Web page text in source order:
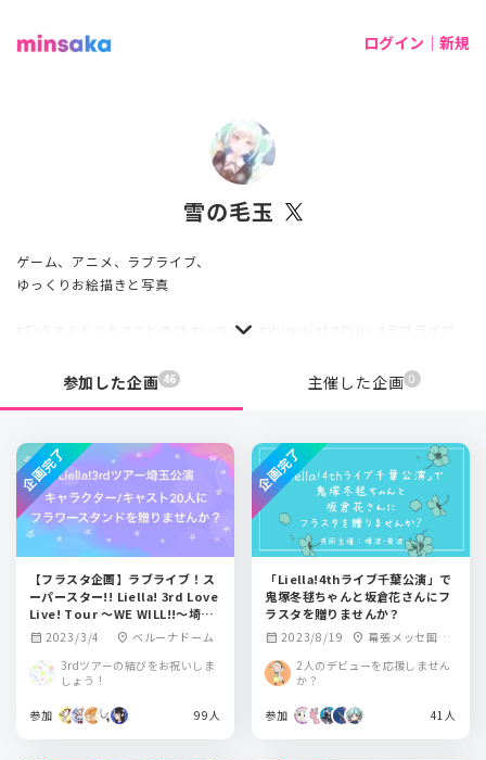
ログイン｜新規
雪の毛玉
ゲーム、アニメ、ラブライブ、
ゆっくりお絵描きと写真
#ToS #ぷよぷよ #ことのは #いつメモ #ibispaint #Pixiv #ラブライブ
参加した企画 46 主催した企画 0
【フラスタ企画】ラブライブ！ス
ーパースター!! Liella! 3rd Love
Live! Tour ～WE WILL!!～埼玉
公演へ出演するキャラクターとキ
ャストさんにフラスタを贈りませ
んか？
calendar_month 2023/3/4 location_on ベルーナドーム
3rdツアーの結びをお祝いしま
しょう！
参加 99人
企画完了
「Liella!4thライブ千葉公演」で
鬼塚冬毬ちゃんと坂倉花さんにフ
ラスタを贈りませんか？
calendar_month 2023/8/19 location_on 幕張メッセ国際
展示場 展示ホール
2人のデビューを応援しません
か？
参加 41人
企画完了